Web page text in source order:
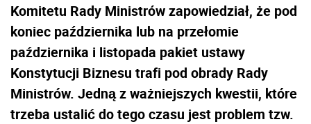
Komitetu Rady Ministrów zapowiedział, że pod
koniec października lub na przełomie
października i listopada pakiet ustawy
Konstytucji Biznesu trafi pod obrady Rady
Ministrów. Jedną z ważniejszych kwestii, które
trzeba ustalić do tego czasu jest problem tzw.